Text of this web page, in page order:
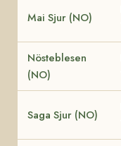
Mai Sjur (NO)
Nösteblesen
(NO)
Saga Sjur (NO)